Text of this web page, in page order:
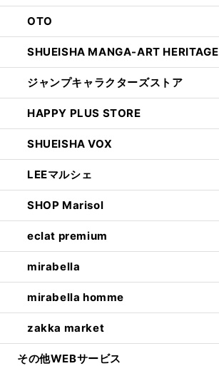
OTO
SHUEISHA MANGA-ART HERITAGE
ジャンプキャラクターズストア
HAPPY PLUS STORE
SHUEISHA VOX
LEEマルシェ
SHOP Marisol
eclat premium
mirabella
mirabella homme
zakka market
その他WEBサービス